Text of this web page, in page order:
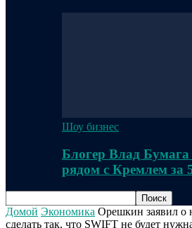
Шоу бизнес
Блогер Влад Бумага
рядом с Кремлем за
Домой Экономика Орешкин заявил о
сделать так, что SWIFT не будет